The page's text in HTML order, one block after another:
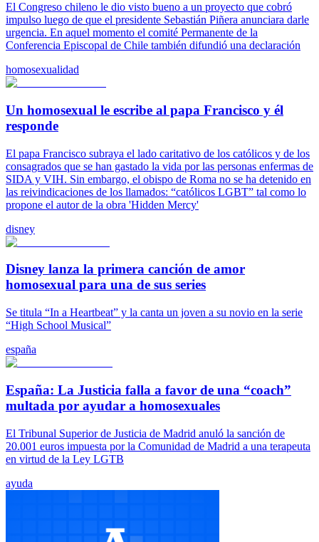
El Congreso chileno le dio visto bueno a un proyecto que cobró
impulso luego de que el presidente Sebastián Piñera anunciara darle
urgencia. En aquel momento el comité Permanente de la
Conferencia Episcopal de Chile también difundió una declaración
homosexualidad
Un homosexual le escribe al papa Francisco y él
responde
El papa Francisco subraya el lado caritativo de los católicos y de los
consagrados que se han gastado la vida por las personas enfermas de
SIDA y VIH. Sin embargo, el obispo de Roma no se ha detenido en
las reivindicaciones de los llamados: “católicos LGBT” tal como lo
propone el autor de la obra 'Hidden Mercy'
disney
Disney lanza la primera canción de amor
homosexual para una de sus series
Se titula “In a Heartbeat” y la canta un joven a su novio en la serie
“High School Musical”
españa
España: La Justicia falla a favor de una “coach”
multada por ayudar a homosexuales
El Tribunal Superior de Justicia de Madrid anuló la sanción de
20.001 euros impuesta por la Comunidad de Madrid a una terapeuta
en virtud de la Ley LGTB
ayuda